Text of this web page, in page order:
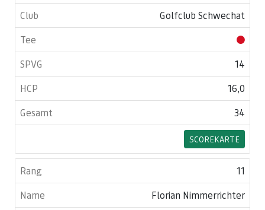
Golfclub Schwechat
14
16,0
34
SCOREKARTE
11
Florian Nimmerrichter